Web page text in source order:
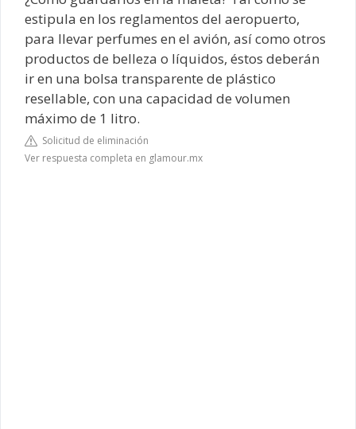
estipula en los reglamentos del aeropuerto,
para llevar perfumes en el avión, así como otros
productos de belleza o líquidos, éstos deberán
ir en una bolsa transparente de plástico
resellable, con una capacidad de volumen
máximo de 1 litro.
Solicitud de eliminación
Ver respuesta completa en glamour.mx